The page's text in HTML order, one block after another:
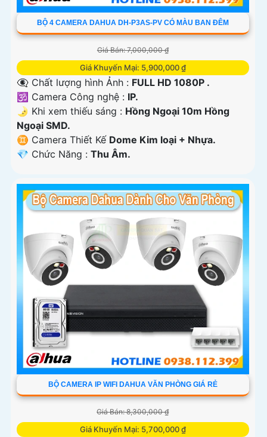
BỘ 4 CAMERA DAHUA DH-P3AS-PV CÓ MÀU BAN ĐÊM
Giá Bán: 7,000,000 ₫
Giá Khuyến Mại: 5,900,000 ₫
👁️‍🗨 Chất lượng hình Ảnh : FULL HD 1080P .
🕉️ Camera Công nghệ : IP.
🌛 Khi xem thiếu sáng : Hồng Ngoại 10m Hồng
Ngoại SMD.
♊ Camera Thiết Kế Dome Kim loại + Nhựa.
️💎 Chức Năng : Thu Âm.
BỘ CAMERA IP WIFI DAHUA VĂN PHÒNG GIÁ RẺ
Giá Bán: 8,300,000 ₫
Giá Khuyến Mại: 5,700,000 ₫